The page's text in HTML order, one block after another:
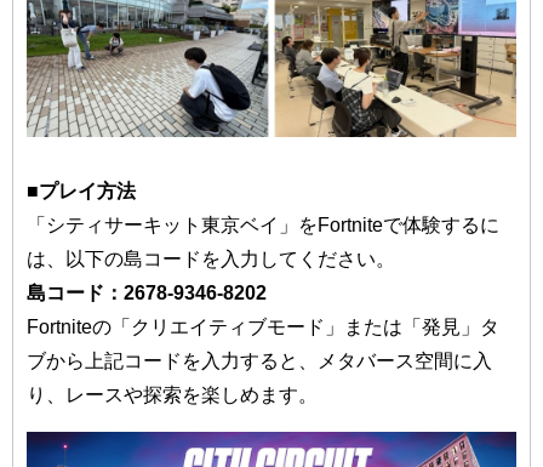
■プレイ方法
「シティサーキット東京ベイ」をFortniteで体験するに
は、以下の島コードを入力してください。
島コード：2678-9346-8202
Fortniteの「クリエイティブモード」または「発見」タ
ブから上記コードを入力すると、メタバース空間に入
り、レースや探索を楽しめます。